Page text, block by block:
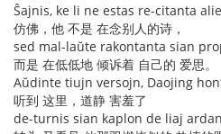
Ŝajnis, ke li ne estas re-citanta
仿佛，他 不是 在念别人的诗，
sed mal-laŭte rakontanta sian
而是 在低低地 倾诉着 自己的 爱思。
Aŭdinte tiujn versojn, Daojing
听到 这里，道静 害羞了
de-turnis sian kaplon de liaj